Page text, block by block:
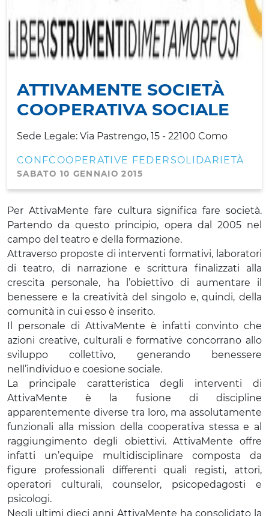
ATTIVAMENTE SOCIETÀ
COOPERATIVA SOCIALE
Sede Legale: Via Pastrengo, 15 - 22100 Como
CONFCOOPERATIVE FEDERSOLIDARIETÀ
SABATO 10 GENNAIO 2015
Per AttivaMente fare cultura significa fare società.
Partendo da questo principio, opera dal 2005 nel
campo del teatro e della formazione.
Attraverso proposte di interventi formativi, laboratori
di teatro, di narrazione e scrittura finalizzati alla
crescita personale, ha l’obiettivo di aumentare il
benessere e la creatività del singolo e, quindi, della
comunità in cui esso è inserito.
Il personale di AttivaMente è infatti convinto che
azioni creative, culturali e formative concorrano allo
sviluppo collettivo, generando benessere
nell’individuo e coesione sociale.
La principale caratteristica degli interventi di
AttivaMente è la fusione di discipline
apparentemente diverse tra loro, ma assolutamente
funzionali alla mission della cooperativa stessa e al
raggiungimento degli obiettivi. AttivaMente offre
infatti un’equipe multidisciplinare composta da
figure professionali differenti quali registi, attori,
operatori culturali, counselor, psicopedagosti e
psicologi.
Negli ultimi dieci anni AttivaMente ha consolidato la